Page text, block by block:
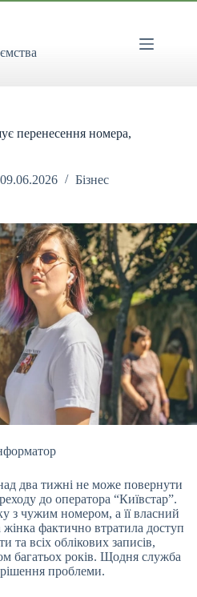
перенесення номера,
09.06.2026 Бізнес
два тижні не може повернути
до оператора “Київстар”.
з чужим номером, а її власний
фактично втратила доступ
та всіх облікових записів,
багатьох років. Щодня служба
проблеми.